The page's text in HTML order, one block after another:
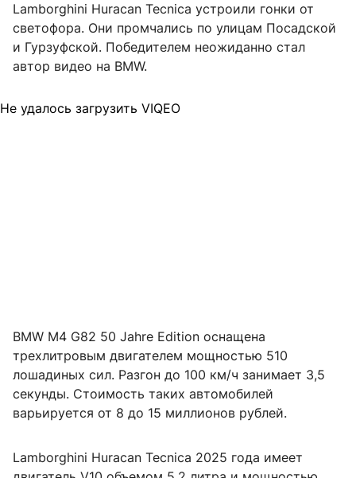
Lamborghini Huracan Tecnica устроили гонки от
светофора. Они промчались по улицам Посадской
и Гурзуфской. Победителем неожиданно стал
автор видео на BMW.
Не удалось загрузить VIQEO
BMW M4 G82 50 Jahre Edition оснащена
трехлитровым двигателем мощностью 510
лошадиных сил. Разгон до 100 км/ч занимает 3,5
секунды. Стоимость таких автомобилей
варьируется от 8 до 15 миллионов рублей.
Lamborghini Huracan Tecnica 2025 года имеет